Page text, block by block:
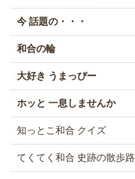
今 話題の・・・
和合の輪
大好き うまっぴー
ホッと 一息しませんか
知っとこ和合 クイズ
てくてく和合 史跡の散歩路